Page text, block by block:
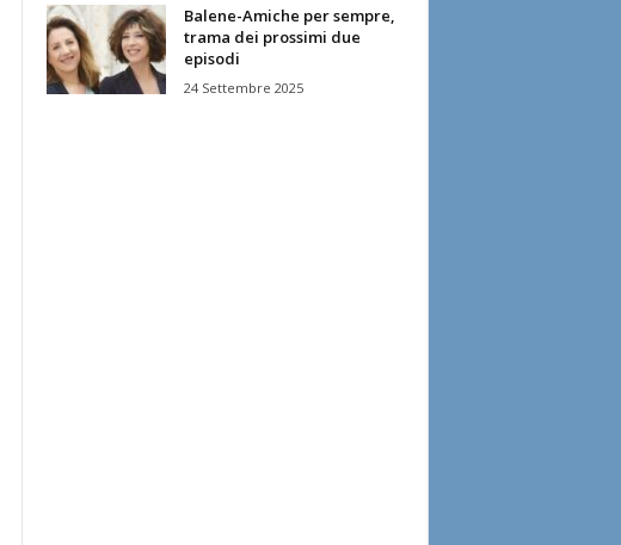
Balene-Amiche per sempre,
trama dei prossimi due
episodi
24 Settembre 2025